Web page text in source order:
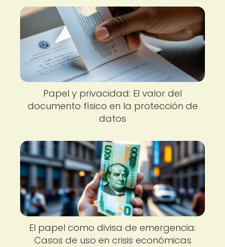
Papel y privacidad: El valor del
documento físico en la protección de
datos
El papel como divisa de emergencia:
Casos de uso en crisis económicas